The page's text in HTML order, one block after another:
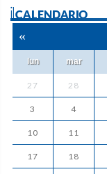
ilCALENDARIO
«
lun mar
27 28
3 4
10 11
17 18